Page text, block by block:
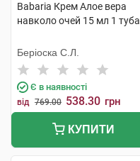
Babaria Крем Aлое вера
навколо очей 15 мл 1 туба
Беріоска С.Л.
Є в наявності
від 769.00 538.30 грн
КУПИТИ